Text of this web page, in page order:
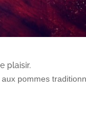
plaisir.
pommes